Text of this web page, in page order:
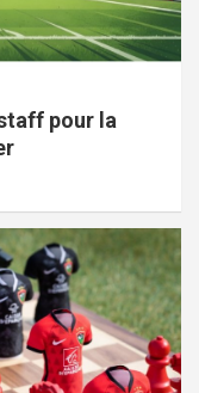
pour la